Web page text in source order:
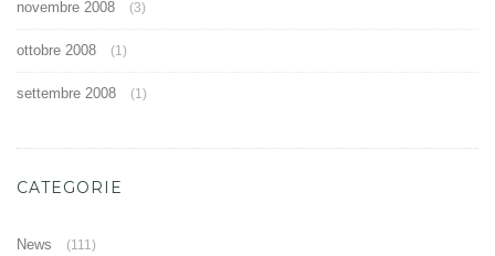
novembre 2008 (3)
ottobre 2008 (1)
settembre 2008 (1)
CATEGORIE
News (111)